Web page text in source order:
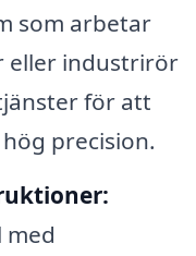
som arbetar
eller industrirör
för att
precision.
med